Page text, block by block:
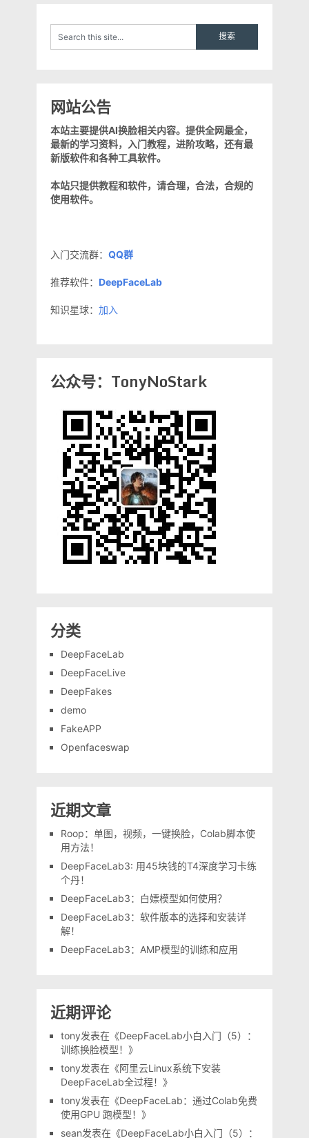
网站公告
本站主要提供AI换脸相关内容。提供全网最全，
最新的学习资料，入门教程，进阶攻略，还有最
新版软件和各种工具软件。
本站只提供教程和软件，请合理，合法，合规的
使用软件。
入门交流群： QQ群
推荐软件： DeepFaceLab
知识星球： 加入
公众号：TonyNoStark
分类
DeepFaceLab
DeepFaceLive
DeepFakes
demo
FakeAPP
Openfaceswap
近期文章
Roop：单图，视频，一键换脸，Colab脚本使
用方法！
DeepFaceLab3: 用45块钱的T4深度学习卡练
个丹！
DeepFaceLab3：白嫖模型如何使用？
DeepFaceLab3：软件版本的选择和安装详
解！
DeepFaceLab3：AMP模型的训练和应用
近期评论
tony发表在《DeepFaceLab小白入门（5）：
训练换脸模型！ 》
tony发表在《阿里云Linux系统下安装
DeepFaceLab全过程！ 》
tony发表在《DeepFaceLab：通过Colab免费
使用GPU 跑模型！ 》
sean发表在《DeepFaceLab小白入门（5）：